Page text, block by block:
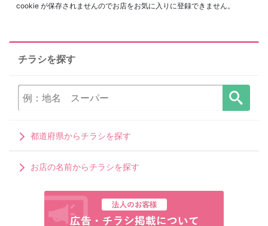
cookie が保存されませんのでお店をお気に入りに登録できません。
チラシを探す
都道府県からチラシを探す
お店の名前からチラシを探す